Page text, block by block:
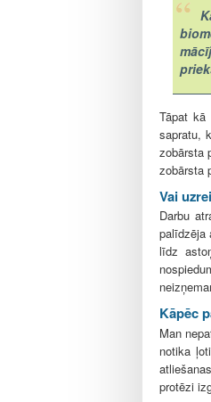
Tāpat
sapratu,
zobārsta
zobārsta
Vai
Darbu
palīdzēja
līdz
Kāpēc
Man
notika
protēzi